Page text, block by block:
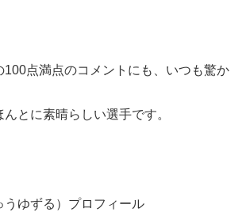
100点満点のコメントにも、いつも驚か
とに素晴らしい選手です。
うゆずる）プロフィール